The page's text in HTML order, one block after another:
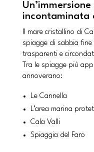
incontaminata
Il mare cristallino di
spiagge di sabbia
trasparenti e
Tra le spiagge più
annoverano:
Le Cannella
L’area marina
Cala Valli
Spiaggia del Faro